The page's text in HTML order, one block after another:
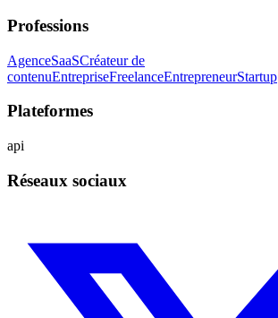
Professions
AgenceSaaSCréateur de
contenuEntrepriseFreelanceEntrepreneurStartup
Plateformes
api
Réseaux sociaux